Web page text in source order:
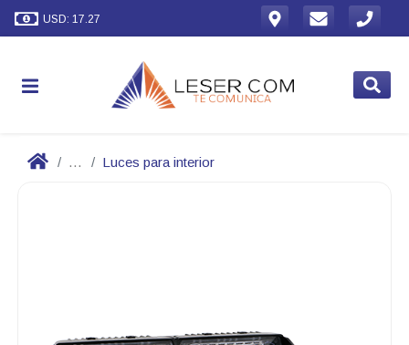
USD: 17.27
... Luces para interior